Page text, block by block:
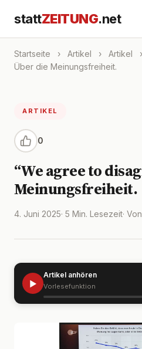
stattZEITUNG.net
Startseite › Artikel › Artikel ›
Über die Meinungsfreiheit.
ARTIKEL
0
“We agree to
Meinungsfreiheit.
4. Juni 2025· 5 Min. Lesezeit·
▶
Artikel anhören
Vorlesefunktion